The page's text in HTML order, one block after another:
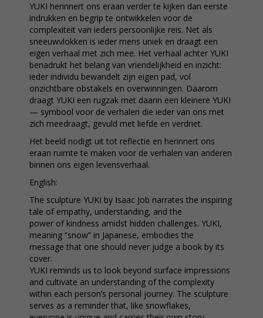
YUKI herinnert ons eraan verder te kijken dan eerste
indrukken en begrip te ontwikkelen voor de
complexiteit van ieders persoonlijke reis. Net als
sneeuwvlokken is ieder mens uniek en draagt een
eigen verhaal met zich mee. Het verhaal achter YUKI
benadrukt het belang van vriendelijkheid en inzicht:
ieder individu bewandelt zijn eigen pad, vol
onzichtbare obstakels en overwinningen. Daarom
draagt YUKI een rugzak met daarin een kleinere YUKI
— symbool voor de verhalen die ieder van ons met
zich meedraagt, gevuld met liefde en verdriet.
Het beeld nodigt uit tot reflectie en herinnert ons
eraan ruimte te maken voor de verhalen van anderen
binnen ons eigen levensverhaal.
English:
The sculpture YUKI by Isaac Job narrates the inspiring
tale of empathy, understanding, and the
power of kindness amidst hidden challenges. YUKI,
meaning “snow” in Japanese, embodies the
message that one should never judge a book by its
cover.
YUKI reminds us to look beyond surface impressions
and cultivate an understanding of the complexity
within each person’s personal journey. The sculpture
serves as a reminder that, like snowflakes,